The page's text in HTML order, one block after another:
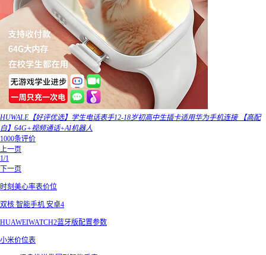
HUWALE【好评优选】学生电话表手12-18岁初高中生插卡适用华为手机连接 【高配
白】64G+视频通话+AI机器人
1000条评价
上一页
1/1
下一页
时刻美心率表价位
双核 智能手机 安卓4
HUAWEIWATCH2蓝牙版配置参数
小米价位表